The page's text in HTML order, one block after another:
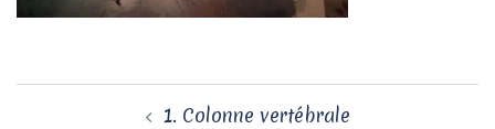
1. Colonne vertébrale